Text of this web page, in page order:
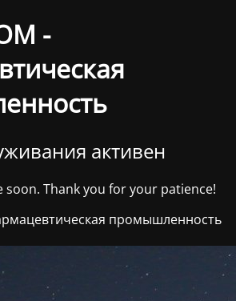
-
активен
soon. Thank you for your patience!
промышленность